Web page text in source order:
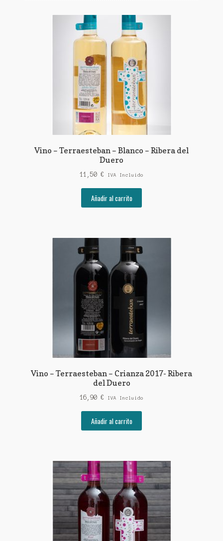
Vino – Terraesteban – Blanco – Ribera del
Duero
11,50 € IVA Incluido
Añadir al carrito
Vino – Terraesteban – Crianza 2017- Ribera
del Duero
16,90 € IVA Incluido
Añadir al carrito